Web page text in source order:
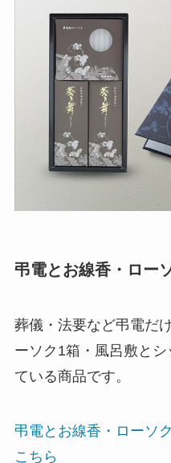
弔電とお線香・ロー
葬儀・法要など弔電だ
ーソク1箱・風呂敷と
ている商品です。
弔電とお線香・ローソ
こちら